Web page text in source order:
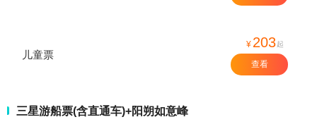
儿童票
¥ 203起
查看
三星游船票(含直通车)+阳朔如意峰